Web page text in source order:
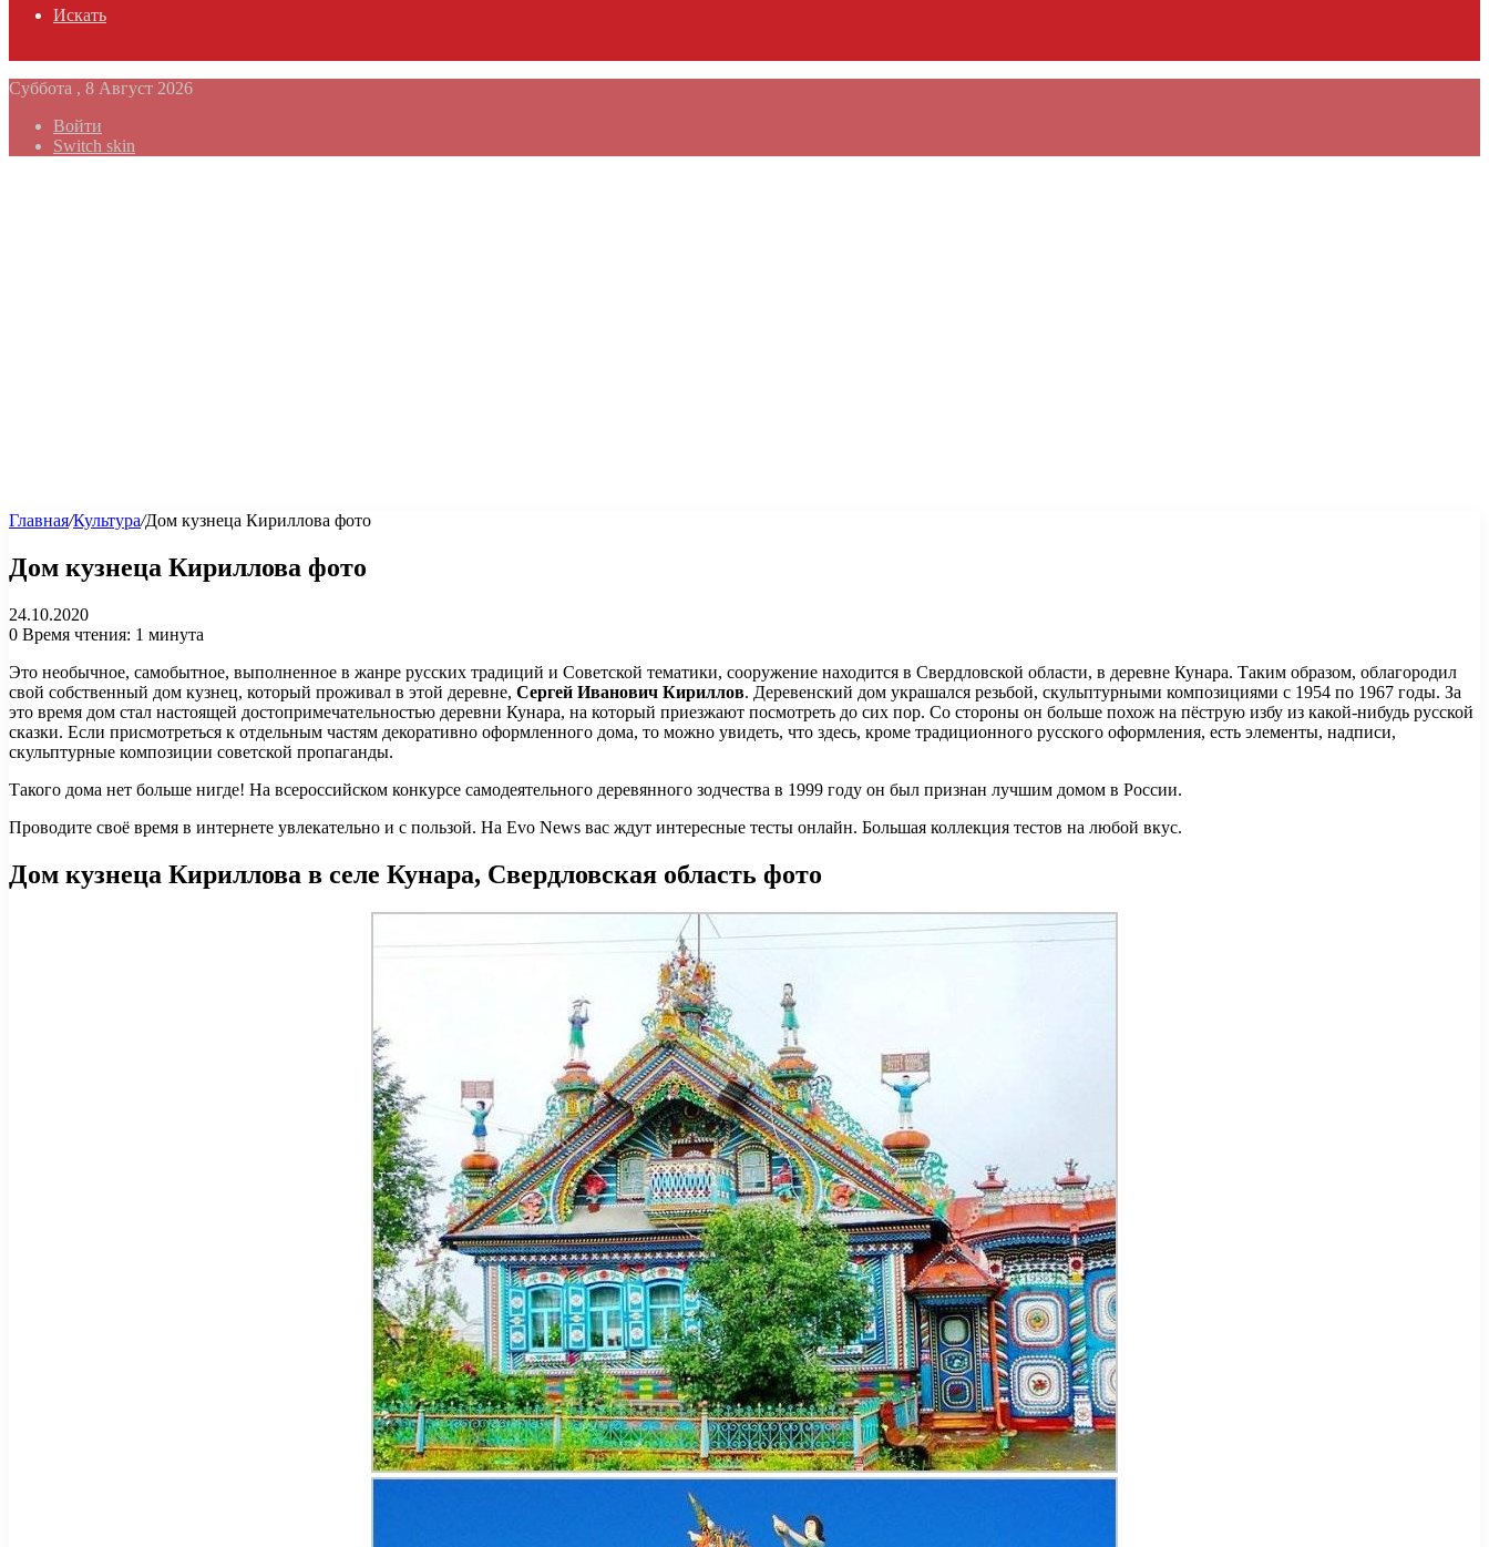
Искать
Суббота , 8 Август 2026
Войти
Switch skin
Главная/Культура/Дом кузнеца Кириллова фото
Дом кузнеца Кириллова фото
24.10.2020
0 Время чтения: 1 минута
Это необычное, самобытное, выполненное в жанре русских традиций и Советской тематики, сооружение находится в Свердловской области, в деревне Кунара. Таким образом, облагородил
свой собственный дом кузнец, который проживал в этой деревне, Сергей Иванович Кириллов. Деревенский дом украшался резьбой, скульптурными композициями с 1954 по 1967 годы. За
это время дом стал настоящей достопримечательностью деревни Кунара, на который приезжают посмотреть до сих пор. Со стороны он больше похож на пёструю избу из какой-нибудь русской
сказки. Если присмотреться к отдельным частям декоративно оформленного дома, то можно увидеть, что здесь, кроме традиционного русского оформления, есть элементы, надписи,
скульптурные композиции советской пропаганды.
Такого дома нет больше нигде! На всероссийском конкурсе самодеятельного деревянного зодчества в 1999 году он был признан лучшим домом в России.
Проводите своё время в интернете увлекательно и с пользой. На Evo News вас ждут интересные тесты онлайн. Большая коллекция тестов на любой вкус.
Дом кузнеца Кириллова в селе Кунара, Свердловская область фото